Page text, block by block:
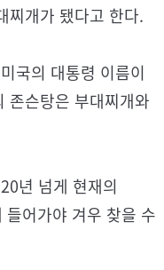
찌개가 됐다고 한다.
국의 대통령 이름이
존슨탕은 부대찌개와
년 넘게 현재의
어가야 겨우 찾을 수